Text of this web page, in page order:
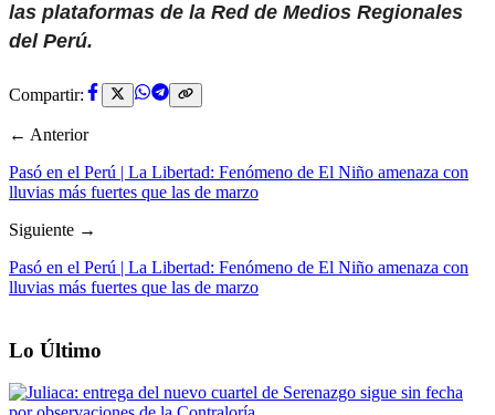
las plataformas de la Red de Medios Regionales
del Perú.
Compartir:
← Anterior
Pasó en el Perú | La Libertad: Fenómeno de El Niño amenaza con
lluvias más fuertes que las de marzo
Siguiente →
Pasó en el Perú | La Libertad: Fenómeno de El Niño amenaza con
lluvias más fuertes que las de marzo
Lo Último